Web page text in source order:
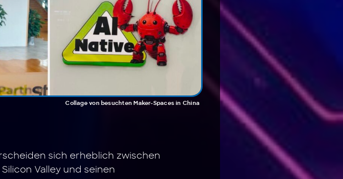
Collage von besuchten Maker-Spaces in China
sich erheblich zwischen
Valley und seinen